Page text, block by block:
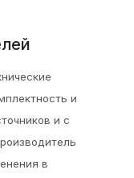
и
и с
в